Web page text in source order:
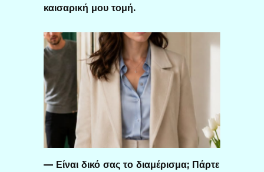
καισαρική μου τομή.
— Είναι δικό σας το διαμέρισμα; Πάρτε